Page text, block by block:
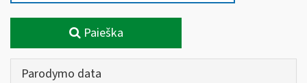
Paieška
Parodymo data